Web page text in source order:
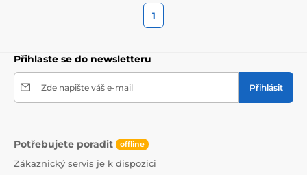
1
Přihlaste se do newsletteru
Zde napište váš e-mail Přihlásit
Potřebujete poradit offline
Zákaznický servis je k dispozici